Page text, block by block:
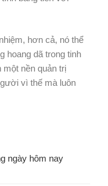
hơn cả, nó thể
hoang dã trong tinh
một nền quản trị
vì thế mà luôn
ngày hôm nay